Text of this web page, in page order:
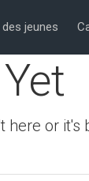
jeunes
or it's